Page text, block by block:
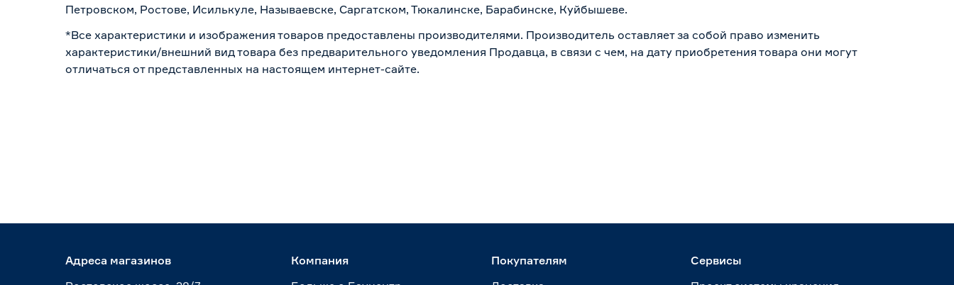
Петровском, Ростове, Исилькуле, Называевске, Саргатском, Тюкалинске, Барабинске, Куйбышеве.
*Все характеристики и изображения товаров предоставлены производителями. Производитель оставляет за собой право изменить
характеристики/внешний вид товара без предварительного уведомления Продавца, в связи с чем, на дату приобретения товара они могут
отличаться от представленных на настоящем интернет-сайте.
Адреса магазинов
Компания
Покупателям
Сервисы